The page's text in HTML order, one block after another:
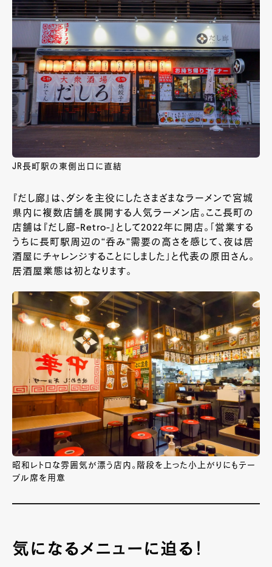
JR長町駅の東側出口に直結
『だし廊』は、ダシを主役にしたさまざまなラーメンで宮城
県内に複数店舗を展開する人気ラーメン店。ここ長町の
店舗は『だし廊-Retro-』として2022年に開店。「営業する
うちに長町駅周辺の“呑み”需要の高さを感じて、夜は居
酒屋にチャレンジすることにしました」と代表の原田さん。
居酒屋業態は初となります。
昭和レトロな雰囲気が漂う店内。階段を上った小上がりにもテー
ブル席を用意
気になるメニューに迫る！